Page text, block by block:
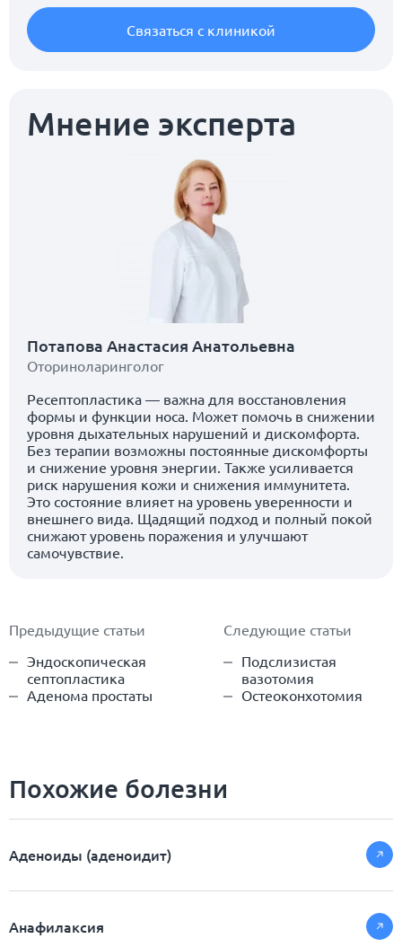
Связаться с клиникой
Мнение эксперта
Потапова Анастасия Анатольевна
Оториноларинголог
Ресептопластика — важна для восстановления
формы и функции носа. Может помочь в снижении
уровня дыхательных нарушений и дискомфорта.
Без терапии возможны постоянные дискомфорты
и снижение уровня энергии. Также усиливается
риск нарушения кожи и снижения иммунитета.
Это состояние влияет на уровень уверенности и
внешнего вида. Щадящий подход и полный покой
снижают уровень поражения и улучшают
самочувствие.
Предыдущие статьи
Эндоскопическая
септопластика
Аденома простаты
Следующие статьи
Подслизистая
вазотомия
Остеоконхотомия
Похожие болезни
Аденоиды (аденоидит)
Анафилаксия